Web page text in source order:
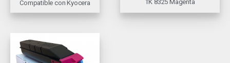
Compatible con Kyocera
TK 8325 Magenta